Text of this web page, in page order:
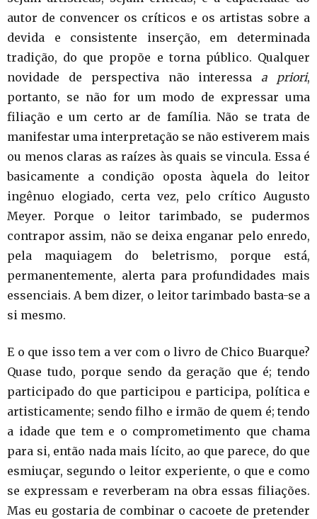
autor de convencer os críticos e os artistas sobre a
devida e consistente inserção, em determinada
tradição, do que propõe e torna público. Qualquer
novidade de perspectiva não interessaa priori,
portanto, se não for um modo de expressar uma
filiação e um certo ar de família. Não se trata de
manifestar uma interpretação se não estiverem mais
ou menos claras as raízes às quais se vincula. Essa é
basicamente a condição oposta àquela do leitor
ingênuo elogiado, certa vez, pelo crítico Augusto
Meyer. Porque o leitor tarimbado, se pudermos
contrapor assim, não se deixa enganar pelo enredo,
pela maquiagem do beletrismo, porque está,
permanentemente, alerta para profundidades mais
essenciais. A bem dizer, o leitor tarimbado basta-se a
si mesmo.
E o que isso tem a ver com o livro de Chico Buarque?
Quase tudo, porque sendo da geração que é; tendo
participado do que participou e participa, política e
artisticamente; sendo filho e irmão de quem é; tendo
a idade que tem e o comprometimento que chama
para si, então nada mais lícito, ao que parece, do que
esmiuçar, segundo o leitor experiente, o que e como
se expressam e reverberam na obra essas filiações.
Mas eu gostaria de combinar o cacoete de pretender